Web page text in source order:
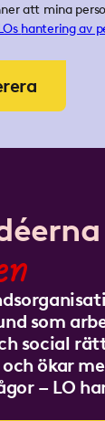
att mina
hantering av
som
social
ökar
– LO